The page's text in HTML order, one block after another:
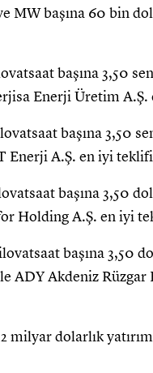
MW başına 60 bin
başına 3,50
Enerji Üretim
başına 3,50
Enerji A.Ş. en iyi
başına 3,50
Holding A.Ş. en iyi
başına 3,50
ADY Akdeniz
dolarlık